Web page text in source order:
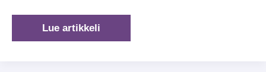
Työnantajan
maksamien
Lue artikkeli